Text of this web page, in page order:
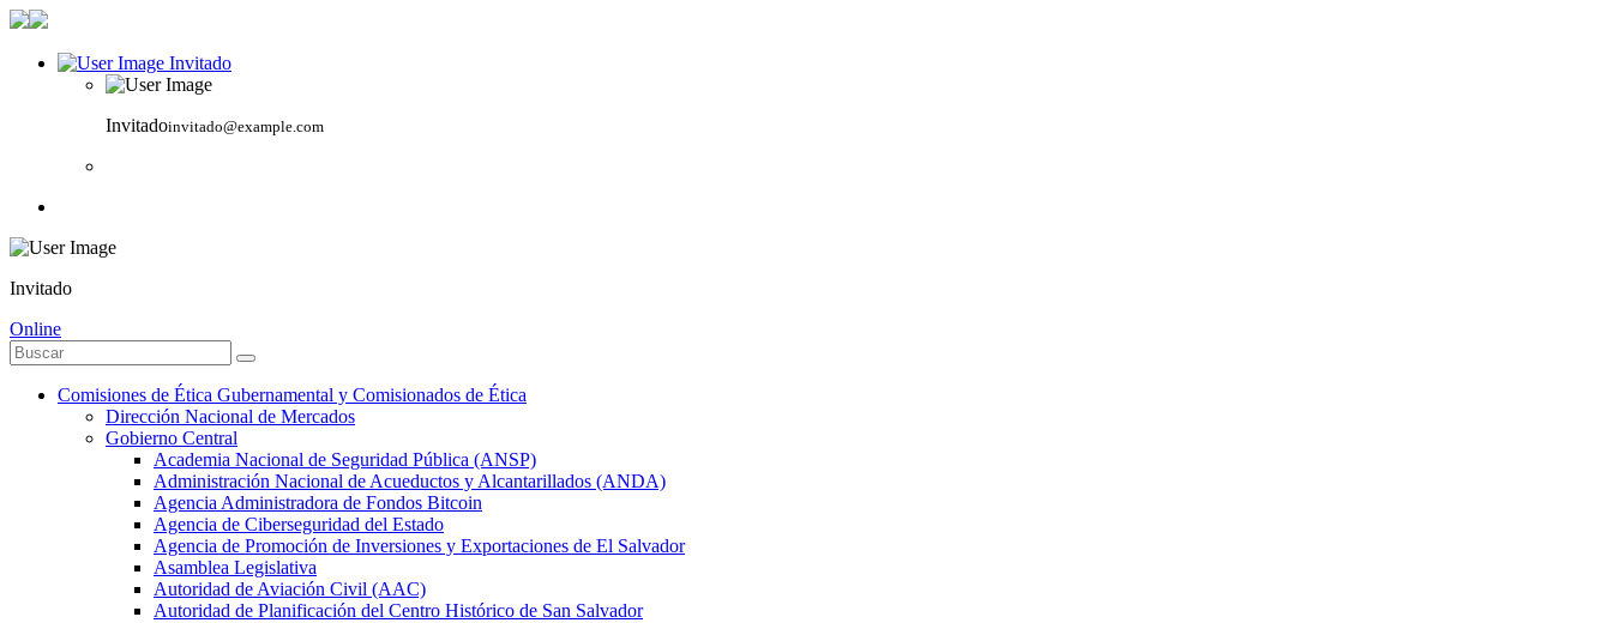
Invitado
Invitadoinvitado@example.com
Invitado
Online
Comisiones de Ética Gubernamental y Comisionados de Ética
Dirección Nacional de Mercados
Gobierno Central
Academia Nacional de Seguridad Pública (ANSP)
Administración Nacional de Acueductos y Alcantarillados (ANDA)
Agencia Administradora de Fondos Bitcoin
Agencia de Ciberseguridad del Estado
Agencia de Promoción de Inversiones y Exportaciones de El Salvador
Asamblea Legislativa
Autoridad de Aviación Civil (AAC)
Autoridad de Planificación del Centro Histórico de San Salvador